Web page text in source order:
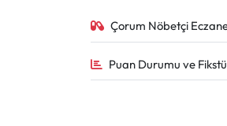
Çorum Nöbetçi
Puan Durumu ve